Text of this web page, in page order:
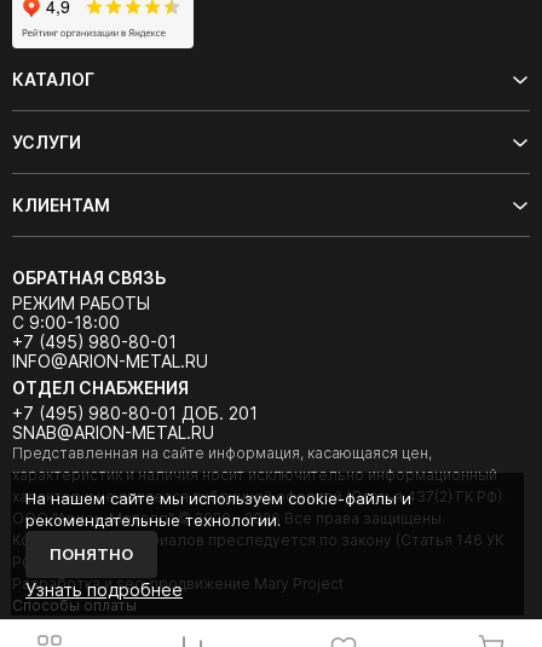
КАТАЛОГ
УСЛУГИ
КЛИЕНТАМ
ОБРАТНАЯ СВЯЗЬ
РЕЖИМ РАБОТЫ
С 9:00-18:00
+7 (495) 980-80-01
INFO@ARION-METAL.RU
ОТДЕЛ СНАБЖЕНИЯ
+7 (495) 980-80-01 ДОБ. 201
SNAB@ARION-METAL.RU
Представленная на сайте информация, касающаяся цен,
характеристик и наличия носит исключительно информационный
характер и не является публичной офертой (Статья 437(2) ГК РФ).
ООО "Арион-Металл" © 2020 - 2026 Все права защищены.
Копирование материалов преследуется по закону (Статья 146 УК
РФ).
Разработка и seo-продвижение Mary Project
Cпособы оплаты
На нашем сайте мы используем cookie-файлы и
рекомендательные технологии.
ПОНЯТНО
Узнать подробнее